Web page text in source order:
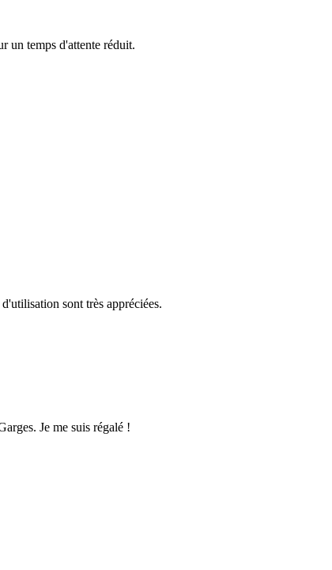
un temps d'attente réduit.
sont très appréciées.
Je me suis régalé !